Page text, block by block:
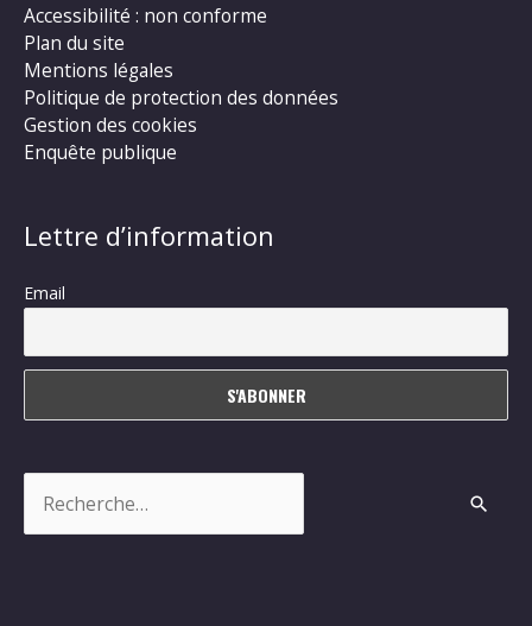
Accessibilité : non conforme
Plan du site
Mentions légales
Politique de protection des données
Gestion des cookies
Enquête publique
Lettre d’information
Email